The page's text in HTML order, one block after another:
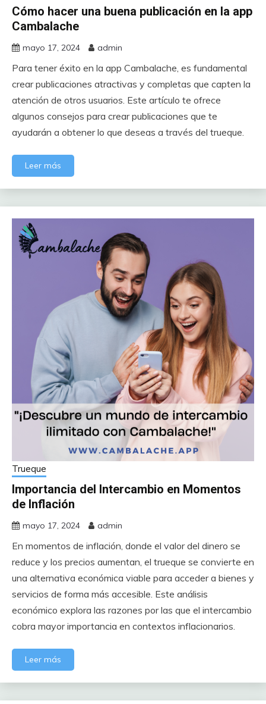
Cómo hacer una buena publicación en la app
Cambalache
mayo 17, 2024 admin
Para tener éxito en la app Cambalache, es fundamental
crear publicaciones atractivas y completas que capten la
atención de otros usuarios. Este artículo te ofrece
algunos consejos para crear publicaciones que te
ayudarán a obtener lo que deseas a través del trueque.
Leer más
Trueque
Importancia del Intercambio en Momentos
de Inflación
mayo 17, 2024 admin
En momentos de inflación, donde el valor del dinero se
reduce y los precios aumentan, el trueque se convierte en
una alternativa económica viable para acceder a bienes y
servicios de forma más accesible. Este análisis
económico explora las razones por las que el intercambio
cobra mayor importancia en contextos inflacionarios.
Leer más